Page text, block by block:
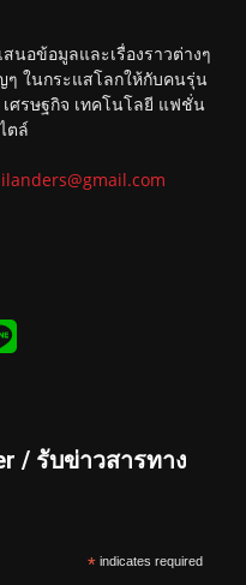
นอข้อมูลและเรื่องราวต่างๆ
ๆ ในกระแสโลกให้กับคนรุ่น
ศรษฐกิจ เทคโนโลยี แฟชั่น
ตล์
/ รับข่าวสารทาง
* indicates required